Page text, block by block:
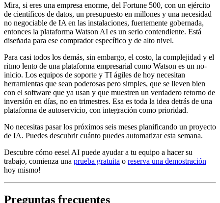
Mira, si eres una empresa enorme, del Fortune 500, con un ejército
de científicos de datos, un presupuesto en millones y una necesidad
no negociable de IA en las instalaciones, fuertemente gobernada,
entonces la plataforma Watson AI es un serio contendiente. Está
diseñada para ese comprador específico y de alto nivel.
Para casi todos los demás, sin embargo, el costo, la complejidad y el
ritmo lento de una plataforma empresarial como Watson es un no-
inicio. Los equipos de soporte y TI ágiles de hoy necesitan
herramientas que sean poderosas pero simples, que se lleven bien
con el software que ya usan y que muestren un verdadero retorno de
inversión en días, no en trimestres. Esa es toda la idea detrás de una
plataforma de autoservicio, con integración como prioridad.
No necesitas pasar los próximos seis meses planificando un proyecto
de IA. Puedes descubrir cuánto puedes automatizar esta semana.
Descubre cómo eesel AI puede ayudar a tu equipo a hacer su
trabajo, comienza una prueba gratuita o reserva una demostración
hoy mismo!
Preguntas frecuentes